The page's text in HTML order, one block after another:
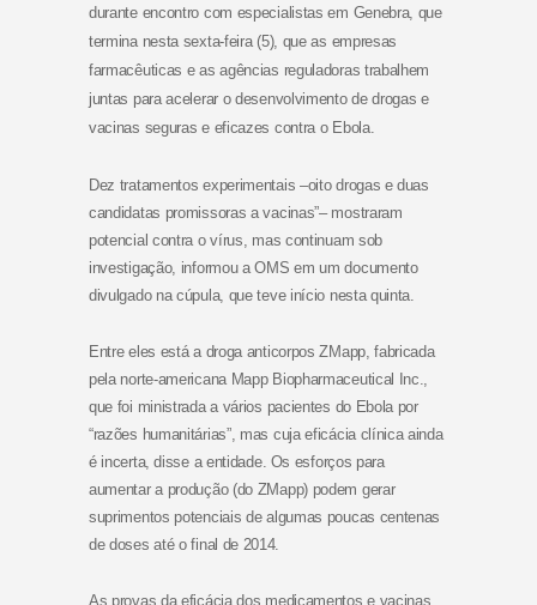
durante encontro com especialistas em Genebra, que
termina nesta sexta-feira (5), que as empresas
farmacêuticas e as agências reguladoras trabalhem
juntas para acelerar o desenvolvimento de drogas e
vacinas seguras e eficazes contra o Ebola.
Dez tratamentos experimentais –oito drogas e duas
candidatas promissoras a vacinas”– mostraram
potencial contra o vírus, mas continuam sob
investigação, informou a OMS em um documento
divulgado na cúpula, que teve início nesta quinta.
Entre eles está a droga anticorpos ZMapp, fabricada
pela norte-americana Mapp Biopharmaceutical Inc.,
que foi ministrada a vários pacientes do Ebola por
“razões humanitárias”, mas cuja eficácia clínica ainda
é incerta, disse a entidade. Os esforços para
aumentar a produção (do ZMapp) podem gerar
suprimentos potenciais de algumas poucas centenas
de doses até o final de 2014.
As provas da eficácia dos medicamentos e vacinas